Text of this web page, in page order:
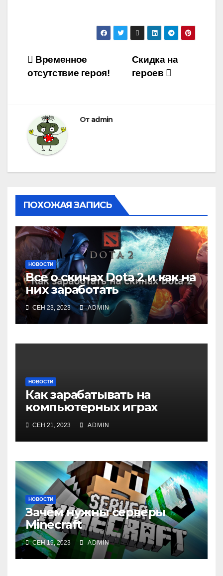
Навигация
по
Скидка на
героев
Временное
отсутствие героя!
От admin
ПОХОЖАЯ ЗАПИСЬ
НОВОСТИ
Все о скинах Dota 2 и как на
них заработать
СЕН 23, 2023 ADMIN
НОВОСТИ
Как зарабатывать на
компьютерных играх
СЕН 21, 2023 ADMIN
НОВОСТИ
Зачем нужны серверы
Minecraft
СЕН 19, 2023 ADMIN